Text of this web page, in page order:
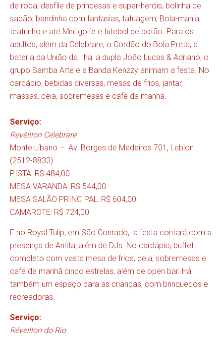
de roda, desfile de princesas e super-heróis, bolinha de
sabão, bandinha com fantasias, tatuagem, Bola-mania,
teatrinho e até Mini golfe e futebol de botão. Para os
adultos, além da Celebrare, o Cordão do Bola Preta, a
bateria da União da Ilha, a dupla João Lucas & Adriano, o
grupo Samba Arte e a Banda Kenzzy animam a festa. No
cardápio, bebidas diversas, mesas de frios, jantar,
massas, ceia, sobremesas e café da manhã.
Serviço:
Revéillon Celebrare
Monte Líbano – Av. Borges de Medeiros 701, Leblon
(2512-8833)
PISTA: R$ 484,00
MESA VARANDA: R$ 544,00
MESA SALÃO PRINCIPAL: R$ 604,00
CAMAROTE: R$ 724,00
E no Royal Tulip, em São Conrado, a festa contará com a
presença de Anitta, além de DJs. No cardápio, buffet
completo com vasta mesa de frios, ceia, sobremesas e
café da manhã cinco estrelas, além de open bar. Há
também um espaço para as crianças, com brinquedos e
recreadoras.
Serviço:
Réveillon do Rio